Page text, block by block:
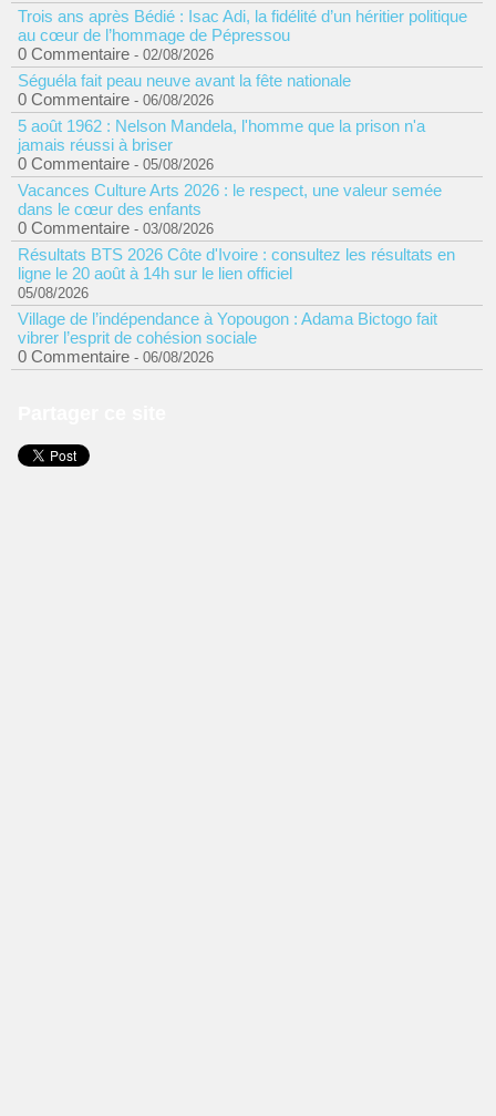
Trois ans après Bédié : Isac Adi, la fidélité d’un héritier politique
au cœur de l’hommage de Pépressou
0 Commentaire - 02/08/2026
Séguéla fait peau neuve avant la fête nationale
0 Commentaire - 06/08/2026
5 août 1962 : Nelson Mandela, l'homme que la prison n'a
jamais réussi à briser
0 Commentaire - 05/08/2026
Vacances Culture Arts 2026 : le respect, une valeur semée
dans le cœur des enfants
0 Commentaire - 03/08/2026
Résultats BTS 2026 Côte d'Ivoire : consultez les résultats en
ligne le 20 août à 14h sur le lien officiel
05/08/2026
Village de l’indépendance à Yopougon : Adama Bictogo fait
vibrer l’esprit de cohésion sociale
0 Commentaire - 06/08/2026